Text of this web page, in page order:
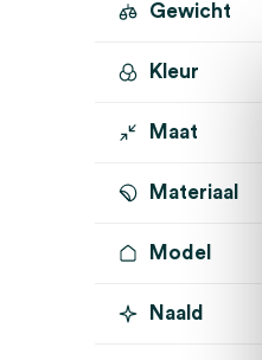
Gewicht
Kleur
Maat
Materiaal
Model
Naald